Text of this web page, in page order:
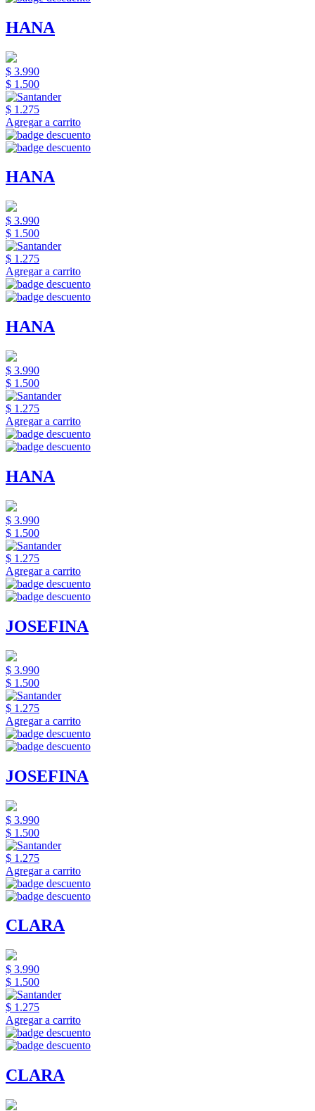
HANA
$ 3.990
$ 1.500
$ 1.275
Agregar a carrito
HANA
$ 3.990
$ 1.500
$ 1.275
Agregar a carrito
HANA
$ 3.990
$ 1.500
$ 1.275
Agregar a carrito
HANA
$ 3.990
$ 1.500
$ 1.275
Agregar a carrito
JOSEFINA
$ 3.990
$ 1.500
$ 1.275
Agregar a carrito
JOSEFINA
$ 3.990
$ 1.500
$ 1.275
Agregar a carrito
CLARA
$ 3.990
$ 1.500
$ 1.275
Agregar a carrito
CLARA